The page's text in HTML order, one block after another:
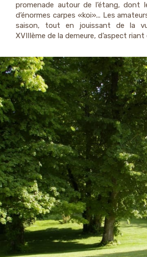
promenade autour de l’étang, dont
d’énormes carpes «koi»... Les
saison, tout en jouissant de la
XVIIIème de la demeure, d’aspect